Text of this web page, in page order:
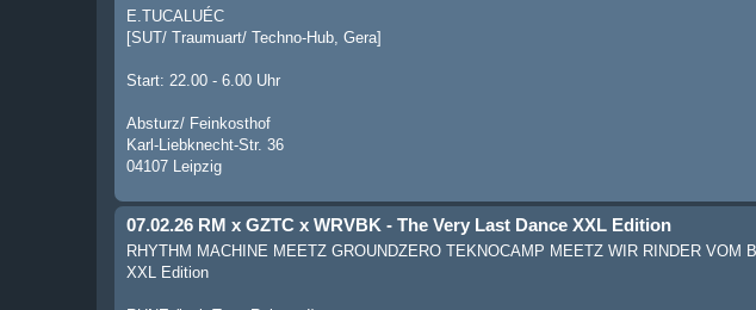
E.TUCALUÉC
[SUT/ Traumuart/ Techno-Hub, Gera]
Start: 22.00 - 6.00 Uhr
Absturz/ Feinkosthof
Karl-Liebknecht-Str. 36
04107 Leipzig
07.02.26 RM x GZTC x WRVBK - The Very Last Dance XXL Edition
RHYTHM MACHINE MEETZ GROUNDZERO TEKNOCAMP MEETZ WIR RINDER VOM
XXL Edition